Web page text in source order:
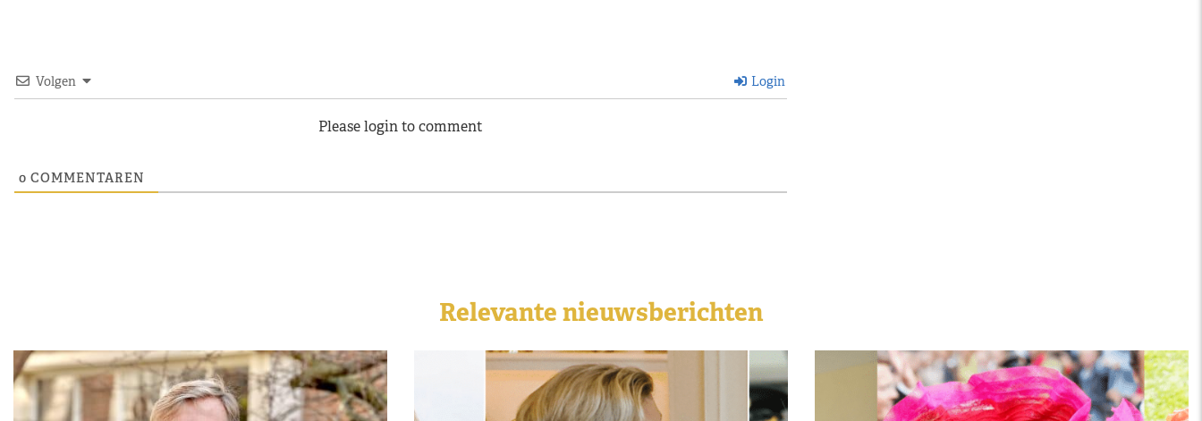
Volgen Login
Please login to comment
0 COMMENTAREN
Relevante nieuwsberichten